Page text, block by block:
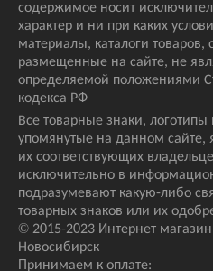
© 2015-2023 Интернет магазин
Новосибирск
Принимаем к оплате:
содержимое носит
характер и ни при каких
материалы, каталоги товаров,
размещенные на сайте, не
определяемой положениями
кодекса РФ
Все товарные знаки,
упомянутые на данном сайте,
их соответствующих
исключительно в
подразумевают какую-либо
товарных знаков или их